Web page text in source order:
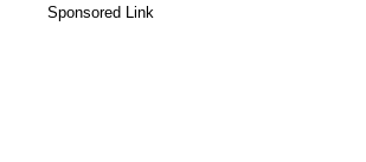
Sponsored Link